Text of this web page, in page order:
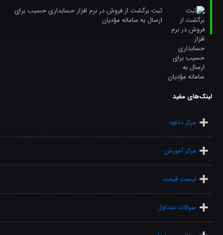
ثبت برگشت از فروش در نرم افزار حسابداری حسیب برای
ارسال به سامانه مؤدیان
لینک‌های مفید
مرکز دانلود
مرکز آموزش
لیست قیمت
سوالات متداول